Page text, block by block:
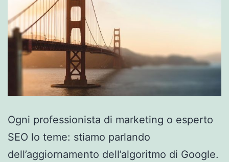
Ogni professionista di marketing o esperto
SEO lo teme: stiamo parlando
dell’aggiornamento dell’algoritmo di Google.